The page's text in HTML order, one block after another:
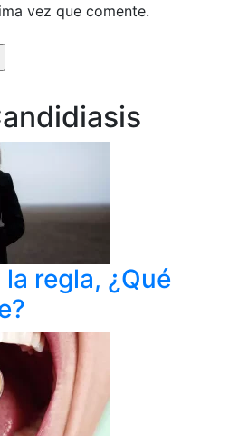
vez que comente.
regla, ¿Qué